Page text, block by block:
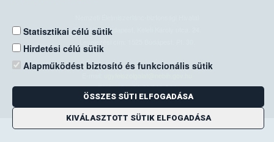
Statisztikai célú sütik
Hirdetési célú sütik
Alapműködést biztosító és funkcionális sütik
ÖSSZES SÜTI ELFOGADÁSA
KIVÁLASZTOTT SÜTIK ELFOGADÁSA
Cím: 1024 Budapest, Keleti Károly utca. 24.
Zöld szám: 06-80/263-244
Telefon: 06-1/ 336-9000
Fax: 06-1/336-9479